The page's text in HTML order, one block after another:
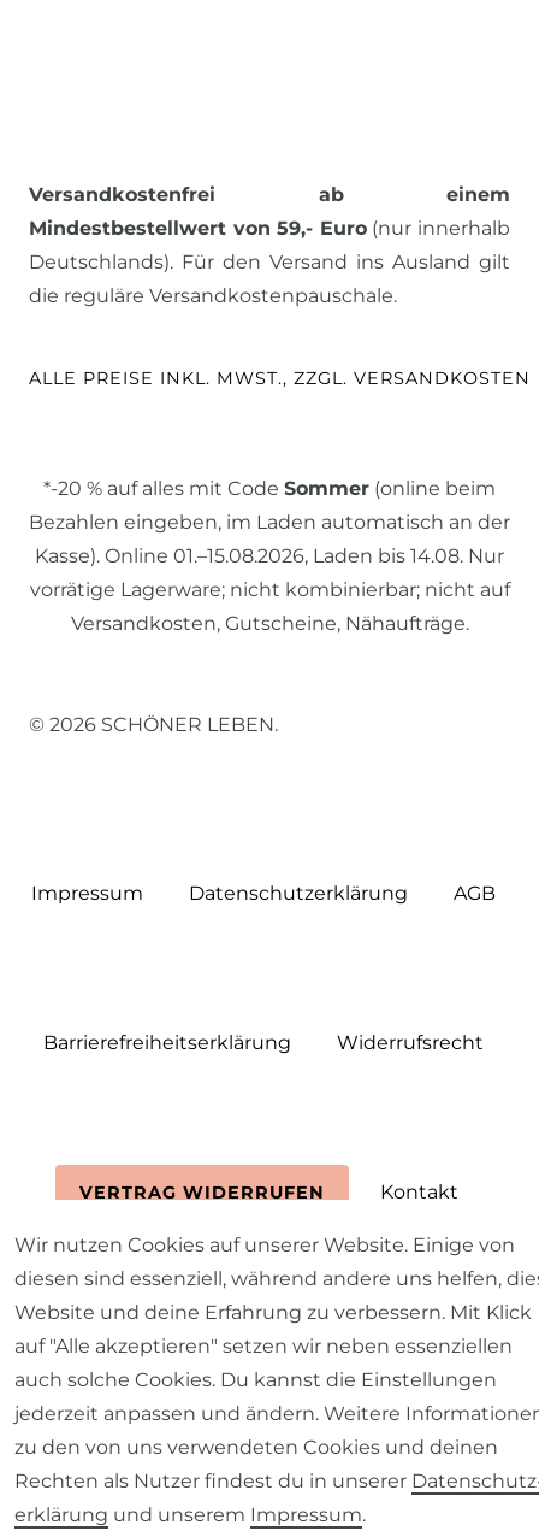
Versandkostenfrei ab einem
Mindestbestellwert von 59,- Euro(nur innerhalb
Deutschlands). Für den Versand ins Ausland gilt
die reguläre Versandkostenpauschale.
ALLE PREISE INKL. MWST., ZZGL. VERSANDKOSTEN
*-20 % auf alles mit Code Sommer (online beim
Bezahlen eingeben, im Laden automatisch an der
Kasse). Online 01.–15.08.2026, Laden bis 14.08. Nur
vorrätige Lagerware; nicht kombinierbar; nicht auf
Versandkosten, Gutscheine, Nähaufträge.
© 2026 SCHÖNER LEBEN.
Impressum Daten­schutz­erklärung AGB
Barrierefreiheitserklärung Widerrufs­recht
VERTRAG WIDERRUFEN Kontakt
Wir nutzen Cookies auf unserer Website. Einige von
diesen sind essenziell, während andere uns helfen,
Website und deine Erfahrung zu verbessern. Mit Klick
auf "Alle akzeptieren" setzen wir neben essenziellen
auch solche Cookies. Du kannst die Einstellungen
jederzeit anpassen und ändern. Weitere
zu den von uns verwendeten Cookies und deinen
Rechten als Nutzer findest du in unserer
erklärung und unserem Impressum.